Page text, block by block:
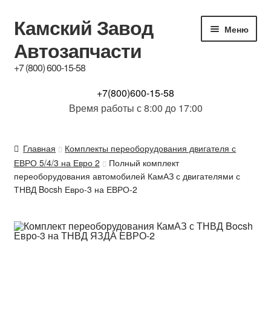
Перейти
к
навигации
Перейти
к
содержимому
Камский Завод
Автозапчасти
+7 (800) 600-15-58
Меню
Контакты
Обсуждение
+7(800)600-15-58
Время работы с 8:00 до 17:00
Главная
Комплекты переоборудования двигателя с
ЕВРО 5/4/3 на Евро 2
Полный комплект
переоборудования автомобилей КамАЗ с двигателями с
ТНВД Bocsh Евро-3 на ЕВРО-2